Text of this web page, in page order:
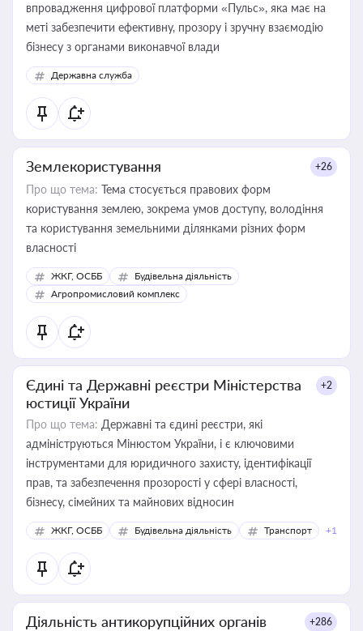
впровадження цифрової платформи «Пульс», яка має на
меті забезпечити ефективну, прозору і зручну взаємодію
бізнесу з органами виконавчої влади
Державна служба
Землекористування +26
Про що тема: Тема стосується правових форм
користування землею, зокрема умов доступу, володіння
та користування земельними ділянками різних форм
власності
ЖКГ, ОСББ
Будівельна діяльність
Агропромисловий комплекс
Єдині та Державні реєстри Міністерства
юстиції України
+2
Про що тема: Державні та єдині реєстри, які
адмініструються Мінюстом України, і є ключовими
інструментами для юридичного захисту, ідентифікації
прав, та забезпечення прозорості у сфері власності,
бізнесу, сімейних та майнових відносин
ЖКГ, ОСББ Будівельна діяльність Транспорт +1
Діяльність антикорупційних органів
+286